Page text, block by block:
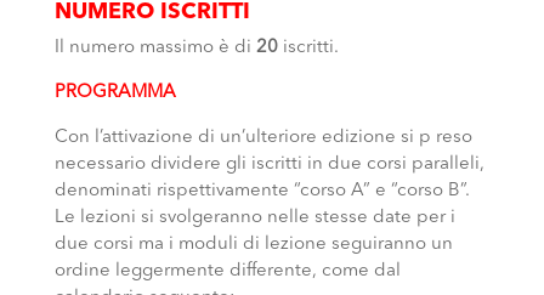
NUMERO ISCRITTI
Il numero massimo è di 20iscritti.
PROGRAMMA
Con l’attivazione di un’ulteriore edizione si p reso
necessario dividere gli iscritti in due corsi paralleli,
denominati rispettivamente “corso A” e “corso B”.
Le lezioni si svolgeranno nelle stesse date per i
due corsi ma i moduli di lezione seguiranno un
ordine leggermente differente, come dal